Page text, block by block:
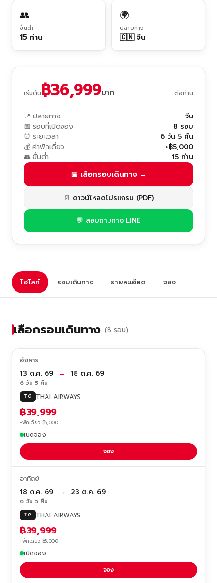
👥
ขั้นต่ำ
15 ท่าน
🌍
ปลายทาง
🇨🇳 จีน
เริ่มต้น฿36,999บาท ต่อท่าน
📍 ปลายทาง
จีน
📅 รอบที่เปิดจอง
8 รอบ
⏰ ระยะเวลา
6 วัน 5 คืน
💰 ค่าพักเดี่ยว
+฿5,000
👥 ขั้นต่ำ
15 ท่าน
📅 เลือกรอบเดินทาง →
📄 ดาวน์โหลดโปรแกรม (PDF)
💬 สอบถามทาง LINE
ไฮไลท์ รอบเดินทาง รายละเอียด จอง
เลือกรอบเดินทาง (8 รอบ)
อังคาร
13 ต.ค. 69 → 18 ต.ค. 69
6 วัน 5 คืน
TG THAI AIRWAYS
฿39,999
+พักเดี่ยว ฿5,000
เปิดจอง
จอง
อาทิตย์
18 ต.ค. 69 → 23 ต.ค. 69
6 วัน 5 คืน
TG THAI AIRWAYS
฿39,999
+พักเดี่ยว ฿5,000
เปิดจอง
จอง